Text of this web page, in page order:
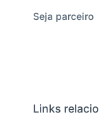
Seja parceiro
Links